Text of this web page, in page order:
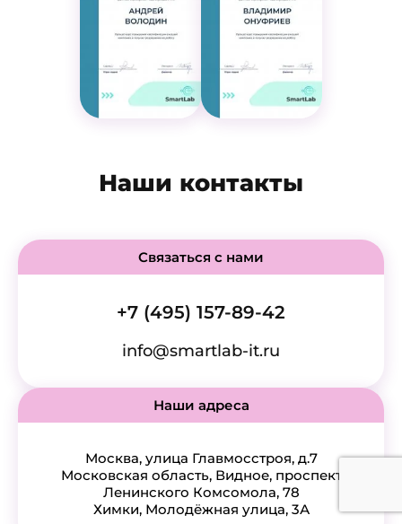
Наши контакты
Связаться с нами
+7 (495) 157-89-42
info@smartlab-it.ru
Наши адреса
Москва, улица Главмосстроя, д.7
Московская область, Видное, проспект
Ленинского Комсомола, 78
Химки, Молодёжная улица, 3А